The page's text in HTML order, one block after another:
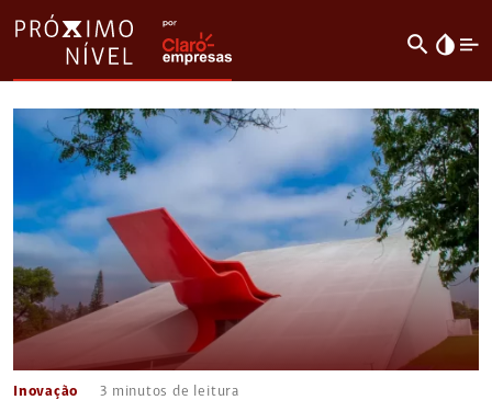
search invert_colors
Inovação 3 minutos de leitura